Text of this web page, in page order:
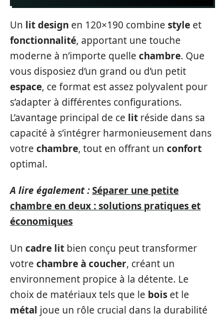
Un lit design en 120×190 combine style et
fonctionnalité, apportant une touche
moderne à n’importe quelle chambre. Que
vous disposiez d’un grand ou d’un petit
espace, ce format est assez polyvalent pour
s’adapter à différentes configurations.
L’avantage principal de ce lit réside dans sa
capacité à s’intégrer harmonieusement dans
votre chambre, tout en offrant un confort
optimal.
A lire également :Séparer une petite
chambre en deux : solutions pratiques et
économiques
Un cadre lit bien conçu peut transformer
votre chambre à coucher, créant un
environnement propice à la détente. Le
choix de matériaux tels que le bois et le
métal joue un rôle crucial dans la durabilité